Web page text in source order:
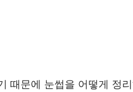
때문에 눈썹을 어떻게 정